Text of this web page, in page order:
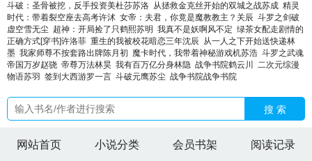
斗破：圣骨被挖，反手投资美杜莎苏洛 从拯救金克丝开始的双城之战苏成 精灵
时代：带着裂空座去高考许沭 女帝：夫君，你竟是魔教教主？关辰 斗罗之剑破
虚空雪无尘 超神：开局捡了只鹤熙苏明 我真不是妖啊风不定 绿茶女配走剧情的
正确方式[穿书]许洛菲 重生的我被校花暗恋三年沈辰 从一人之下开始送快递林
墨 我家师尊不按套路出牌陈月初 魔卡时代，我带着神秘游戏机苏浩 斗罗之武魂
帝国万岁赵骁 帝尊万法林昊 我有百万亿分身林隐 战争书院鹤云川
二次元综漫
物语苏羽 签到大西游罗一言 斗破元鹰苏尘 战争书院战争书院
搜 索
网站首页 小说分类 会员书架 阅读记录